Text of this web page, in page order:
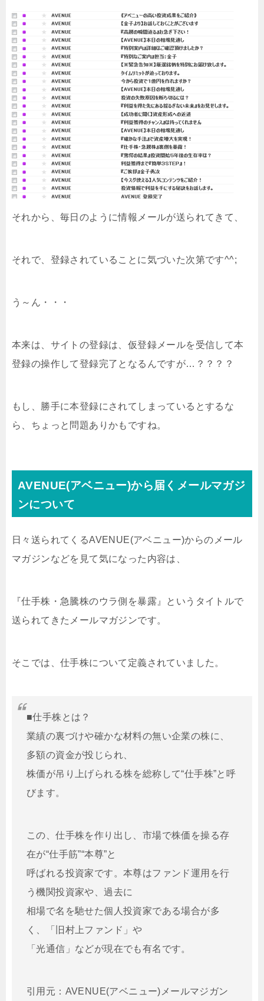
それから、毎日のように情報メールが送られてきて、
それで、登録されていることに気づいた次第です^^;
う～ん・・・
本来は、サイトの登録は、仮登録メールを受信して本
登録の操作して登録完了となるんですが…？？？？
もし、勝手に本登録にされてしまっているとするな
ら、ちょっと問題ありかもですね。
AVENUE(アベニュー)から届くメールマガジ
ンについて
日々送られてくるAVENUE(アベニュー)からのメール
マガジンなどを見て気になった内容は、
『仕手株・急騰株のウラ側を暴露』というタイトルで
送られてきたメールマガジンです。
そこでは、仕手株について定義されていました。
■仕手株とは？
業績の裏づけや確かな材料の無い企業の株に、
多額の資金が投じられ、
株価が吊り上げられる株を総称して“仕手株”と呼
びます。
この、仕手株を作り出し、市場で株価を操る存
在が“仕手筋”“本尊”と
呼ばれる投資家です。本尊はファンド運用を行
う機関投資家や、過去に
相場で名を馳せた個人投資家である場合が多
く、「旧村上ファンド」や
「光通信」などが現在でも有名です。
引用元：AVENUE(アベニュー)メールマジガン